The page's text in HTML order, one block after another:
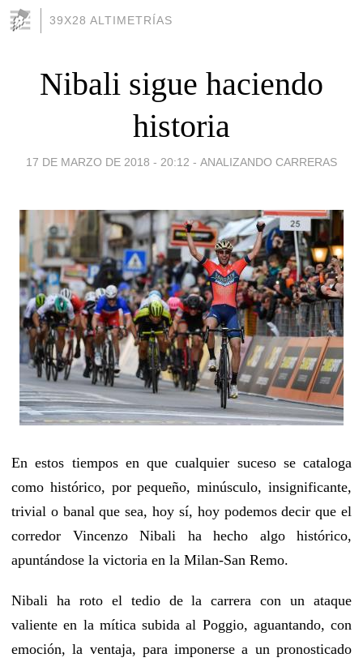
39X28 ALTIMETRÍAS
Nibali sigue haciendo
historia
17 DE MARZO DE 2018 - 20:12 - ANALIZANDO CARRERAS
En estos tiempos en que cualquier suceso se cataloga
como histórico, por pequeño, minúsculo, insignificante,
trivial o banal que sea, hoy sí, hoy podemos decir que el
corredor Vincenzo Nibali ha hecho algo histórico,
apuntándose la victoria en la Milan-San Remo.
Nibali ha roto el tedio de la carrera con un ataque
valiente en la mítica subida al Poggio, aguantando, con
emoción, la ventaja, para imponerse a un pronosticado